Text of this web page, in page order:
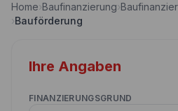
Nebenkostenrechner
Annuitätenrechner
Wettbewerbe
Home›Baufinanzierung›
›Bauförderung
Ihre Angaben
FINANZIERUNGSGRUND